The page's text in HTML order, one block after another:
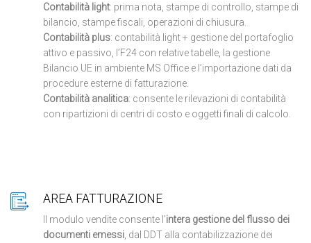
Contabilità light: prima nota, stampe di controllo, stampe di
bilancio, stampe fiscali, operazioni di chiusura.
Contabilità plus: contabilità light + gestione del portafoglio
attivo e passivo, l’F24 con relative tabelle, la gestione
Bilancio UE in ambiente MS Office e l’importazione dati da
procedure esterne di fatturazione.
Contabilità analitica: consente le rilevazioni di contabilità
con ripartizioni di centri di costo e oggetti finali di calcolo.
AREA FATTURAZIONE
Il modulo vendite consente l’intera gestione del flusso dei
documenti emessi , dal DDT alla contabilizzazione dei